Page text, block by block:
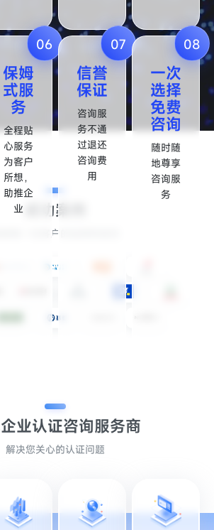
06
保姆
式服
务
全程贴
心服务
为客户
所想，
助推企
业
07
信誉
保证
咨询服
务不通
过退还
咨询费
用
08
一次
选择
免费
咨询
随时随
地尊享
咨询服
务
成功案例
谢每一位客户的选择和信任
业认证咨询服务商
解决您关心的认证问题